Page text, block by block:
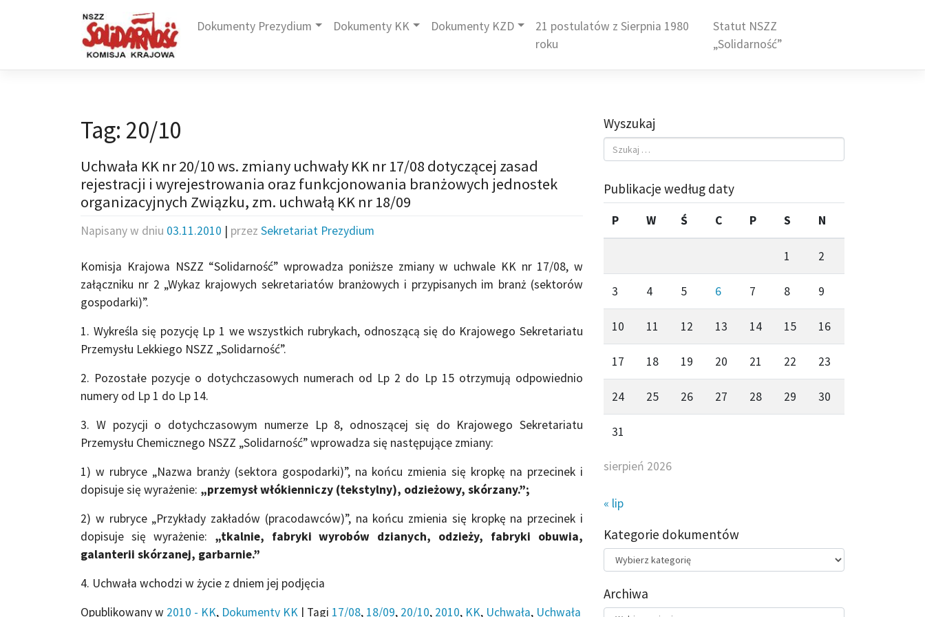
Dokumenty Prezydium Dokumenty KK Dokumenty KZD
21 postulatów z Sierpnia 1980
roku
Statut NSZZ
„Solidarność”
Tag: 20/10
Uchwała KK nr 20/10 ws. zmiany uchwały KK nr 17/08 dotyczącej zasad
rejestracji i wyrejestrowania oraz funkcjonowania branżowych jednostek
organizacyjnych Związku, zm. uchwałą KK nr 18/09
Napisany w dniu 03.11.2010 | przez Sekretariat Prezydium
Komisja Krajowa NSZZ “Solidarność” wprowadza poniższe zmiany w uchwale KK nr 17/08, w
załączniku nr 2 „Wykaz krajowych sekretariatów branżowych i przypisanych im branż (sektorów
gospodarki)”.
1. Wykreśla się pozycję Lp 1 we wszystkich rubrykach, odnoszącą się do Krajowego Sekretariatu
Przemysłu Lekkiego NSZZ „Solidarność”.
2. Pozostałe pozycje o dotychczasowych numerach od Lp 2 do Lp 15 otrzymują odpowiednio
numery od Lp 1 do Lp 14.
3. W pozycji o dotychczasowym numerze Lp 8, odnoszącej się do Krajowego Sekretariatu
Przemysłu Chemicznego NSZZ „Solidarność” wprowadza się następujące zmiany:
1) w rubryce „Nazwa branży (sektora gospodarki)”, na końcu zmienia się kropkę na przecinek i
dopisuje się wyrażenie: „przemysł włókienniczy (tekstylny), odzieżowy, skórzany.”;
2) w rubryce „Przykłady zakładów (pracodawców)”, na końcu zmienia się kropkę na przecinek i
dopisuje się wyrażenie: „tkalnie, fabryki wyrobów dzianych, odzieży, fabryki obuwia,
galanterii skórzanej, garbarnie.”
4. Uchwała wchodzi w życie z dniem jej podjęcia
Opublikowany w 2010 - KK, Dokumenty KK | Tagi 17/08, 18/09, 20/10, 2010, KK, Uchwała, Uchwała
Wyszukaj
Publikacje według daty
sierpień 2026
P W Ś C P S N
1 2
3 4 5 6 7 8 9
10 11 12 13 14 15 16
17 18 19 20 21 22 23
24 25 26 27 28 29 30
31
« lip
Kategorie dokumentów
Kategorie
dokumentów
Archiwa
Archiwa